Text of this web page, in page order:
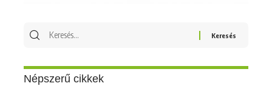
Keresés
Népszerű cikkek